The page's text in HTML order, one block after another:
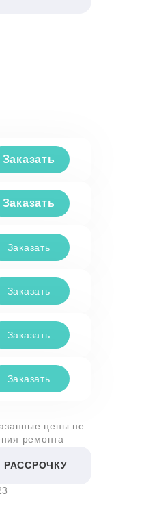
Заказать
Заказать
Заказать
Заказать
Заказать
Заказать
цены не
ремонта